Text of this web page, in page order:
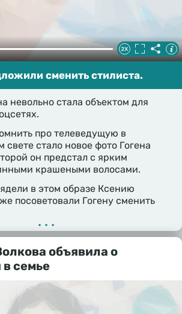
сменить стилиста.
невольно стала объектом для
про телеведущую в
свете стало новое фото Гогена
он предстал с ярким
крашеными волосами.
в этом образе Ксению
посоветовали Гогену сменить
•••
объявила о
семье